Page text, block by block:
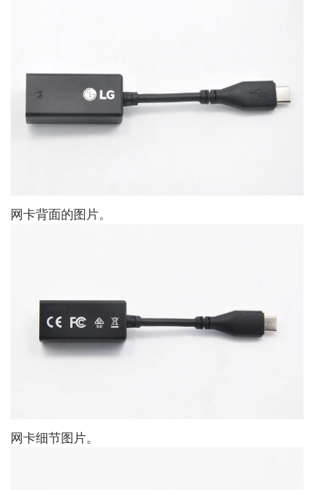
网卡背面的图片。
网卡细节图片。